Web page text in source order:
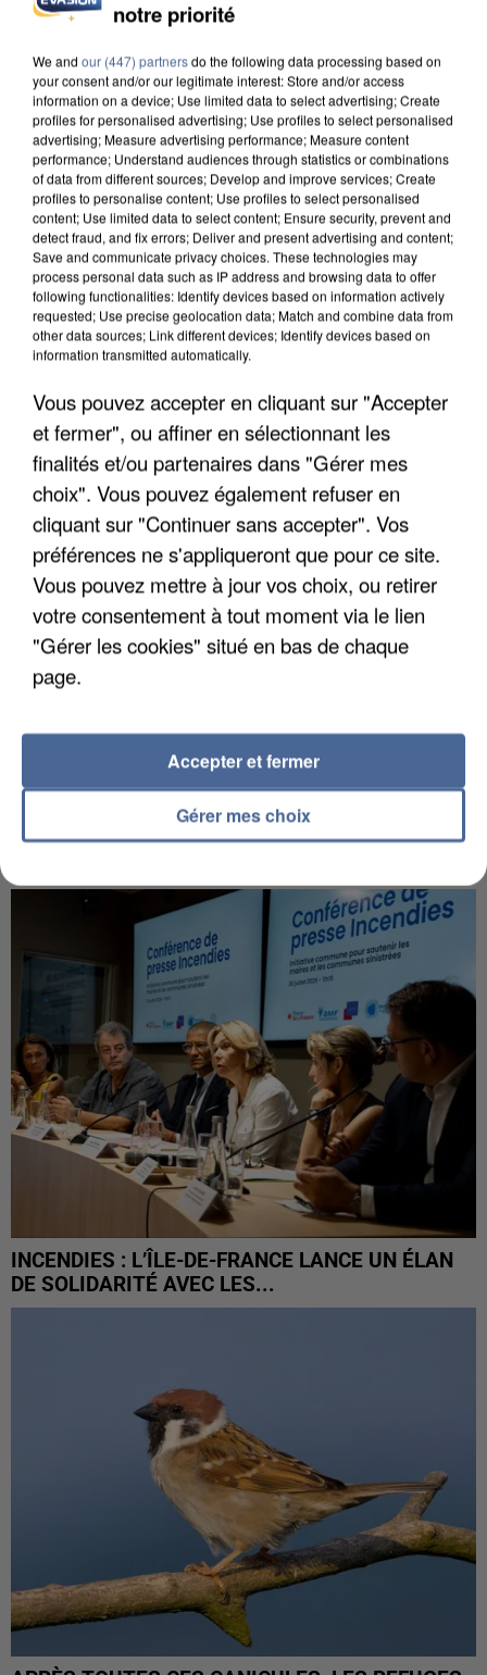
comme lui, l’Entente-Sannois-Saint-Gratien, le
week-end dernier. Mais les fortes pluies de
vendredi ont inondé la pelouse essonnienne et
obligé la fédération à reporter le match d’une
semaine. C’est donc samedi que la rencontre se
disputera, à 18h. En cas de victoire, Sainte-
Geneviève rejoindrait Linas-Montlhéry, déjà
qualifié pour le huitième tour. Le tirage au sort, lui,
est prévu dès demain.
LES ARTICLES LES PLUS VUS
IL TUE SON FILS ET ENVOIE DES PHOTOS À SON
INCENDIES : L’ÎLE-DE-FRANCE LANCE UN ÉLAN
DE SOLIDARITÉ AVEC LES...
notre priorité
We and our (447) partnersdo the following data processing based on
your consent and/or our legitimate interest: Store and/or access
information on a device; Use limited data to select advertising; Create
profiles for personalised advertising; Use profiles to select personalised
advertising; Measure advertising performance; Measure content
performance; Understand audiences through statistics or combinations
of data from different sources; Develop and improve services; Create
profiles to personalise content; Use profiles to select personalised
content; Use limited data to select content; Ensure security, prevent and
detect fraud, and fix errors; Deliver and present advertising and content;
Save and communicate privacy choices. These technologies may
process personal data such as IP address and browsing data to offer
following functionalities: Identify devices based on information actively
requested; Use precise geolocation data; Match and combine data from
other data sources; Link different devices; Identify devices based on
information transmitted automatically.
Vous pouvez accepter en cliquant sur "Accepter
et fermer", ou affiner en sélectionnant les
finalités et/ou partenaires dans "Gérer mes
choix". Vous pouvez également refuser en
cliquant sur "Continuer sans accepter". Vos
préférences ne s'appliqueront que pour ce site.
Vous pouvez mettre à jour vos choix, ou retirer
votre consentement à tout moment via le lien
"Gérer les cookies" situé en bas de chaque
page.
Gérer mes choix
Accepter et fermer